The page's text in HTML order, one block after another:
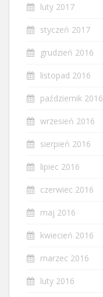
luty 2017
styczeń 2017
grudzień 2016
listopad 2016
październik 2016
wrzesień 2016
sierpień 2016
lipiec 2016
czerwiec 2016
maj 2016
kwiecień 2016
marzec 2016
luty 2016